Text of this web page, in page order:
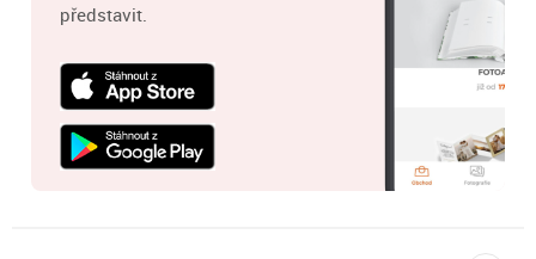
představit.